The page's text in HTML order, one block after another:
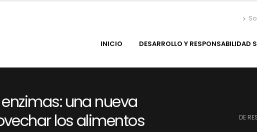
INICIO DESARROLLO Y RESPONSABILIDAD
una nueva
los alimentos
DE